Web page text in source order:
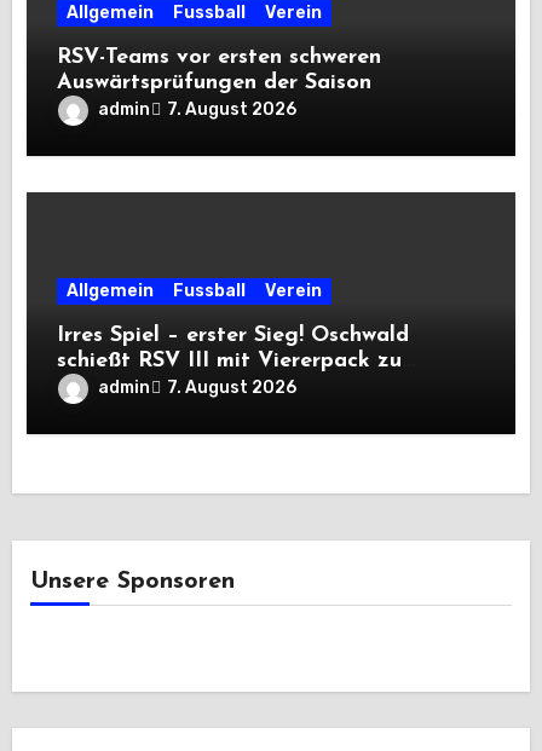
Allgemein Fussball Verein
RSV-Teams vor ersten schweren
Auswärtsprüfungen der Saison
admin 7. August 2026
Allgemein Fussball Verein
Irres Spiel – erster Sieg! Oschwald
schießt RSV III mit Viererpack zu
Premiere
admin 7. August 2026
Unsere Sponsoren